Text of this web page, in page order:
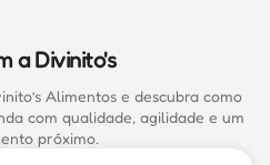
a Divinito's
Alimentos e descubra como
com qualidade, agilidade e um
próximo.